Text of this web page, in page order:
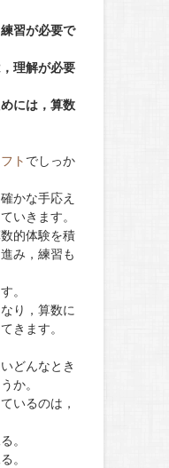
習が必要で
理解が必要
には，算数
ト でしっか
かな手応え
いきます。
的体験を積
み，練習も
。
り，算数に
きます。
どんなとき
か。
いるのは，
。
。